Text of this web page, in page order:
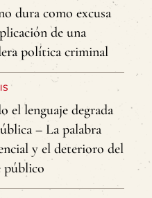
dura como excusa
de una
política criminal
el lenguaje degrada
– La palabra
y el deterioro del
público